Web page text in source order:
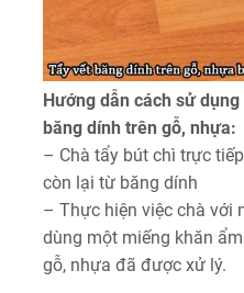
Hướng dẫn cách sử
băng dính trên gỗ, nhựa:
– Chà tẩy bút chì trực
còn lại từ băng dính
– Thực hiện việc chà với
dùng một miếng khăn
gỗ, nhựa đã được xử lý.